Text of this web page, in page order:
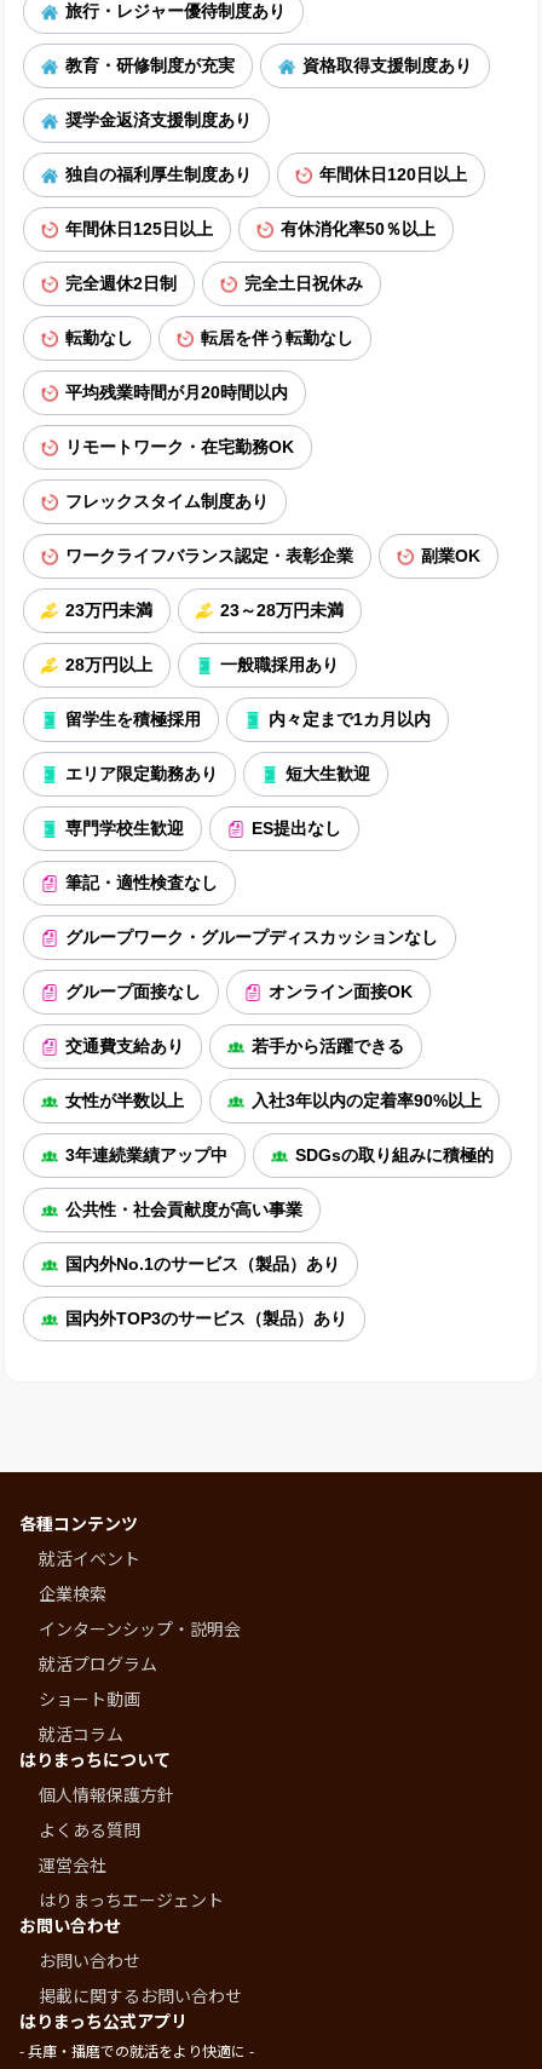
旅行・レジャー優待制度あり
教育・研修制度が充実 資格取得支援制度あり
奨学金返済支援制度あり
独自の福利厚生制度あり 年間休日120日以上
年間休日125日以上 有休消化率50％以上
完全週休2日制 完全土日祝休み
転勤なし 転居を伴う転勤なし
平均残業時間が月20時間以内
リモートワーク・在宅勤務OK
フレックスタイム制度あり
ワークライフバランス認定・表彰企業 副業OK
23万円未満 23～28万円未満
28万円以上 一般職採用あり
留学生を積極採用 内々定まで1カ月以内
エリア限定勤務あり 短大生歓迎
専門学校生歓迎 ES提出なし
筆記・適性検査なし
グループワーク・グループディスカッションなし
グループ面接なし オンライン面接OK
交通費支給あり 若手から活躍できる
女性が半数以上 入社3年以内の定着率90%以上
3年連続業績アップ中 SDGsの取り組みに積極的
公共性・社会貢献度が高い事業
国内外No.1のサービス（製品）あり
国内外TOP3のサービス（製品）あり
各種コンテンツ
就活イベント
企業検索
インターンシップ・説明会
就活プログラム
ショート動画
就活コラム
はりまっちについて
個人情報保護方針
よくある質問
運営会社
はりまっちエージェント
お問い合わせ
お問い合わせ
掲載に関するお問い合わせ
はりまっち公式アプリ
- 兵庫・播磨での就活をより快適に -